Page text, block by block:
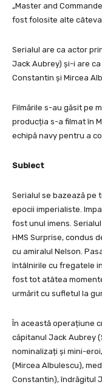
„Master and
fost folosite alte câteva
Serialul are ca actor
Jack Aubrey) și-i are
Constantin și Mircea
Filmările s-au găsit pe
producția s-a filmat în
echipă navy pentru a
Subiect
Serialul se bazează pe
epocii imperialiste.
fost unul imens.
HMS Surprise, condus
cu amiralul Nelson.
întâlnirile cu fregatele
fost tot atâtea
urmărit cu sufletul la
În această operațiune
căpitanul Jack Aubrey
nominalizați și mini-
(Mircea Albulescu),
Constantin), îndrăgitul